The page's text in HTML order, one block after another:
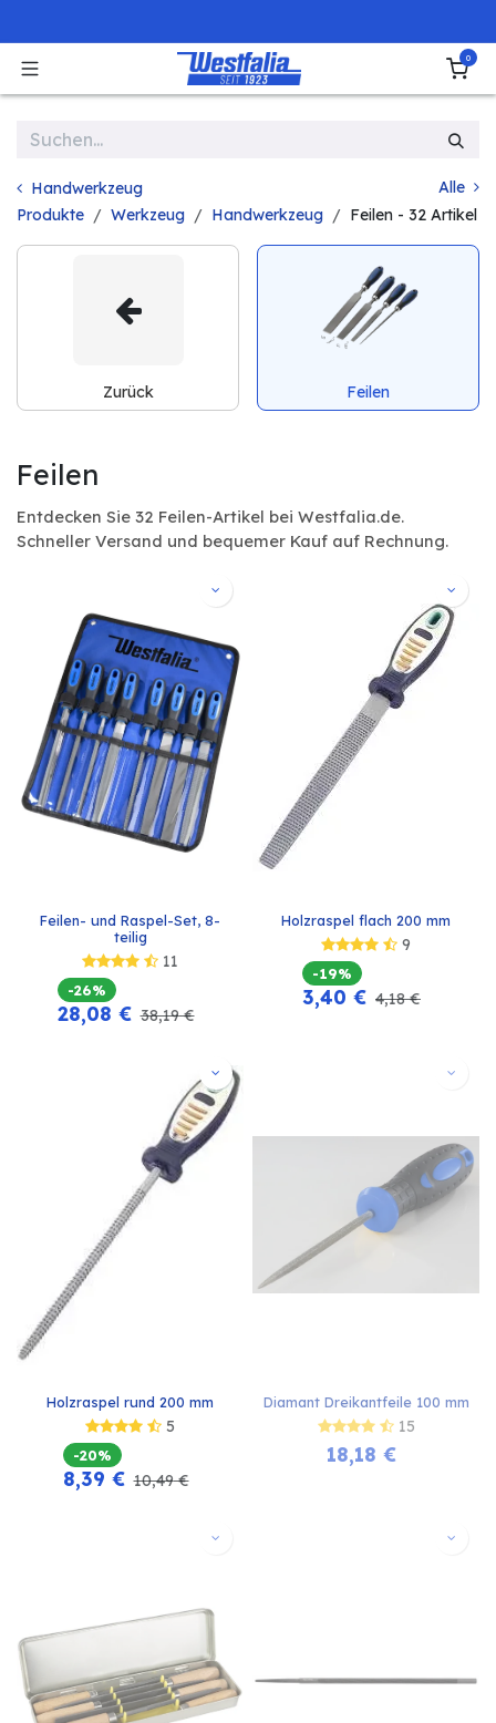
0
Handwerkzeug
Alle
Produkte
Werkzeug Handwerkzeug Feilen - 32 Artikel
Zurück Feilen
Feilen
Entdecken Sie 32 Feilen-Artikel bei Westfalia.de.
Schneller Versand und bequemer Kauf auf Rechnung.
Feilen- und Raspel-Set, 8-
teilig
11
-26%
28,08 € 38,19€
Holzraspel flach 200 mm
9
-19%
3,40 € 4,18€
Holzraspel rund 200 mm
5
-20%
8,39 € 10,49€
Diamant Dreikantfeile 100 mm
15
18,18 €